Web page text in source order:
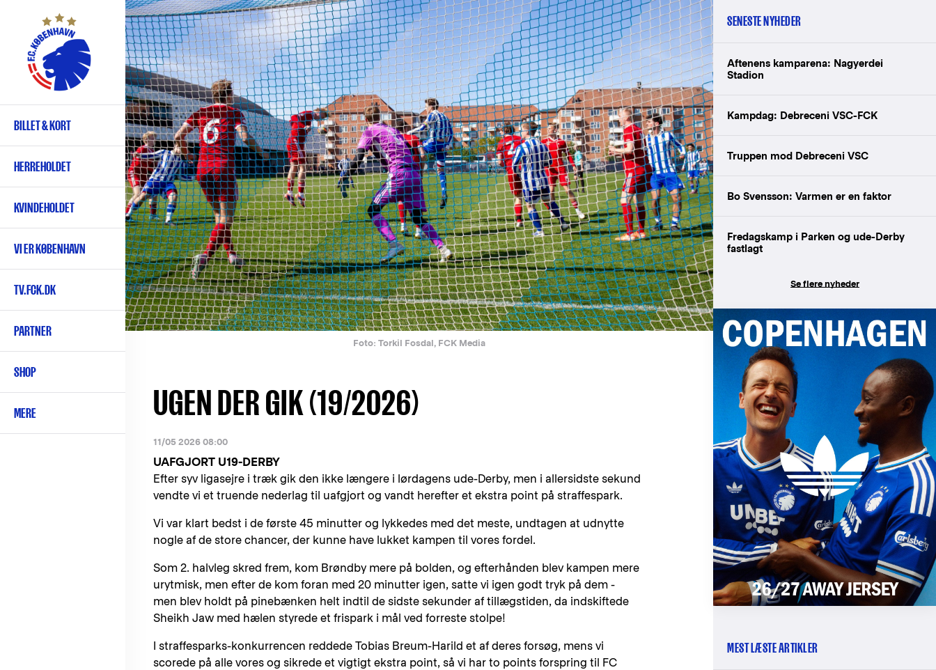
hovedindhold
Primær
navigation
BILLET & KORT
HERREHOLDET
KVINDEHOLDET
VI ER KØBENHAVN
TV.FCK.DK
PARTNER
SHOP
MERE
Foto: Torkil Fosdal, FCK Media
UGEN DER GIK (19/2026)
11/05 2026 08:00
UAFGJORT U19-DERBY
Efter syv ligasejre i træk gik den ikke længere i lørdagens ude-Derby, men i allersidste sekund
vendte vi et truende nederlag til uafgjort og vandt herefter et ekstra point på straffespark.
Vi var klart bedst i de første 45 minutter og lykkedes med det meste, undtagen at udnytte
nogle af de store chancer, der kunne have lukket kampen til vores fordel.
Som 2. halvleg skred frem, kom Brøndby mere på bolden, og efterhånden blev kampen mere
urytmisk, men efter de kom foran med 20 minutter igen, satte vi igen godt tryk på dem -
men blev holdt på pinebænken helt indtil de sidste sekunder af tillægstiden, da indskiftede
Sheikh Jaw med hælen styrede et frispark i mål ved forreste stolpe!
I straffesparks-konkurrencen reddede Tobias Breum-Harild et af deres forsøg, mens vi
scorede på alle vores og sikrede et vigtigt ekstra point, så vi har to points forspring til FC
SENESTE NYHEDER
Aftenens kamparena: Nagyerdei
Stadion
Kampdag: Debreceni VSC-FCK
Truppen mod Debreceni VSC
Bo Svensson: Varmen er en faktor
Fredagskamp i Parken og ude-Derby
fastlagt
Se flere nyheder
MEST LÆSTE ARTIKLER